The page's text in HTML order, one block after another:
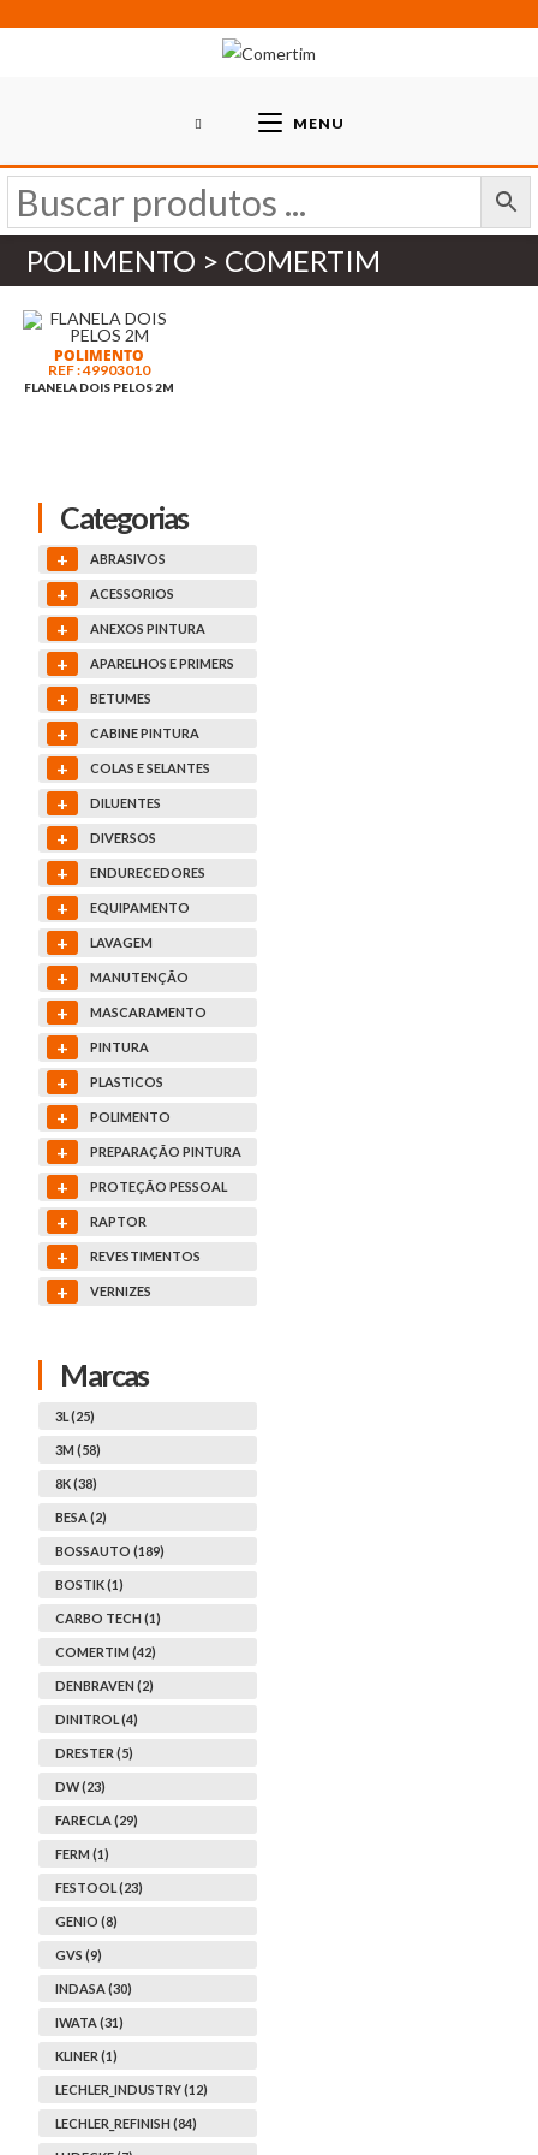
MENU
POLIMENTO > COMERTIM
POLIMENTO
REF : 49903010
FLANELA DOIS PELOS 2M
Categorias
+ ABRASIVOS
+ ACESSORIOS
+ ANEXOS PINTURA
+ APARELHOS E PRIMERS
+ BETUMES
+ CABINE PINTURA
+ COLAS E SELANTES
+ DILUENTES
+ DIVERSOS
+ ENDURECEDORES
+ EQUIPAMENTO
+ LAVAGEM
+ MANUTENÇÃO
+ MASCARAMENTO
+ PINTURA
+ PLASTICOS
+ POLIMENTO
+ PREPARAÇÃO PINTURA
+ PROTEÇÃO PESSOAL
+ RAPTOR
+ REVESTIMENTOS
+ VERNIZES
Marcas
3L (25)
3M (58)
8K (38)
BESA (2)
BOSSAUTO (189)
BOSTIK (1)
CARBO TECH (1)
COMERTIM (42)
DENBRAVEN (2)
DINITROL (4)
DRESTER (5)
DW (23)
FARECLA (29)
FERM (1)
FESTOOL (23)
GENIO (8)
GVS (9)
INDASA (30)
IWATA (31)
KLINER (1)
LECHLER_INDUSTRY (12)
LECHLER_REFINISH (84)